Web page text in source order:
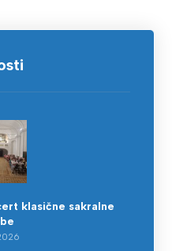
klasične sakralne